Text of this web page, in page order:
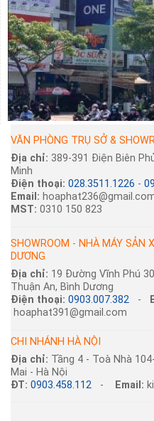
VĂN PHÒNG TRỤ SỞ &
Địa chỉ: 389-391 Điện Biên
Minh
Điện thoại: 028.3511.1226 -
Email:
MST: 0310 150 823
SHOWROOM - NHÀ MÁY SẢN
DƯƠNG
Địa chỉ: 19 Đường Vĩnh Phú
Thuận An, Bình Dương
Điện thoại: 0903.007.382-
hoaphat391@gmail.com
CHI NHÁNH HÀ NỘI
Địa chỉ: Tầng 4 - Toà Nhà
Mai - Hà Nội
ĐT: 0903.458.112- Email: